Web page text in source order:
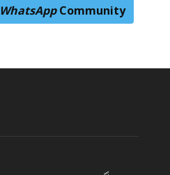
WhatsAppCommunity